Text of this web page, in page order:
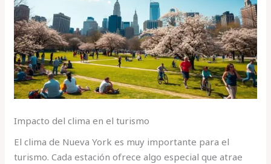
Impacto del clima en el turismo
El clima de Nueva York es muy importante para el
turismo. Cada estación ofrece algo especial que atrae